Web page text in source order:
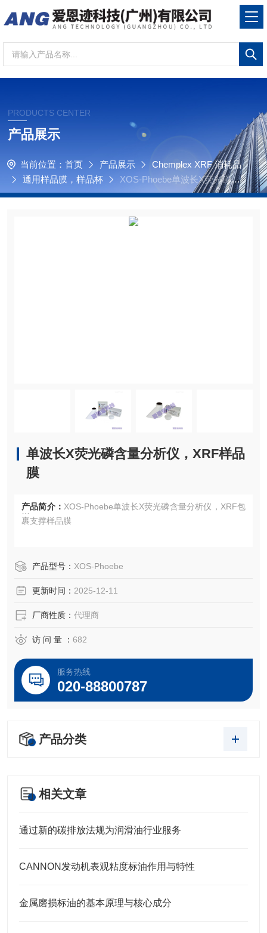
PRODUCTS CENTER
产品展示
当前位置： 首页 产品展示
Chemplex XRF 消耗品
通用样品膜，样品杯
XOS-Phoebe单波长X荧光磷含
量分析仪，XRF样品膜
单波长X荧光磷含量分析仪，XRF样品
膜
产品简介： XOS-Phoebe单波长X荧光磷含量分析仪，XRF包
裹支撑样品膜
美国Chemplex是X射线荧光光谱仪（XRF）备件耗材领域的
用于适用于以下等各品牌的X射线X荧光XRF光谱仪样品膜
产品型号： XOS-Phoebe
更新时间： 2025-12-11
厂商性质： 代理商
访 问 量 ： 682
服务热线
020-88800787
产品分类
相关文章
通过新的碳排放法规为润滑油行业服务
CANNON发动机表观粘度标油作用与特性
金属磨损标油的基本原理与核心成分